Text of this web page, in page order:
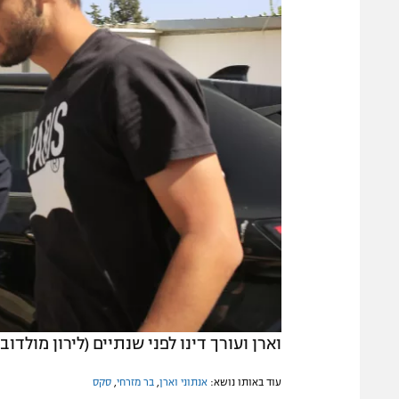
וארן ועורך דינו לפני שנתיים (לירון
עוד באותו נושא: אנתוני וארן בר מזרחי סקס